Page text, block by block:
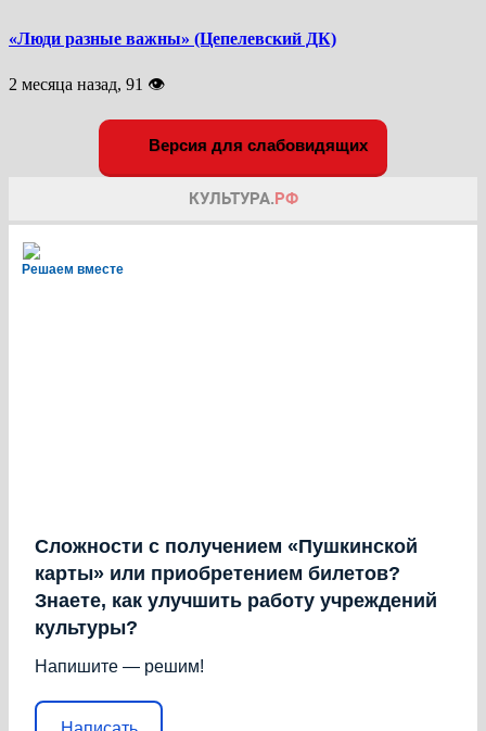
«Люди разные важны» (Цепелевский ДК)
2 месяца назад, 91 👁
Версия для слабовидящих
Решаем вместе
Сложности с получением «Пушкинской
карты» или приобретением билетов?
Знаете, как улучшить работу учреждений
культуры?
Напишите — решим!